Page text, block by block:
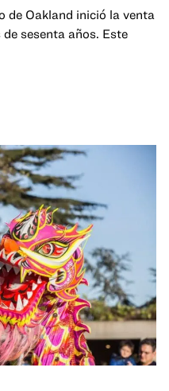
de Oakland inició la venta
sesenta años. Este